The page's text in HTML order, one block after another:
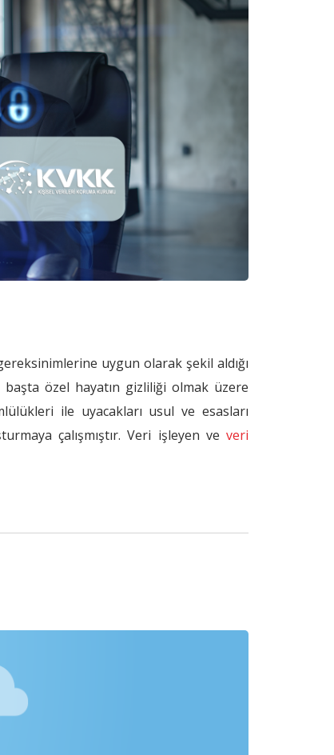
uygun olarak şekil aldığı
özel hayatın gizliliği olmak üzere
ile uyacakları usul ve esasları
çalışmıştır. Veri işleyen ve veri